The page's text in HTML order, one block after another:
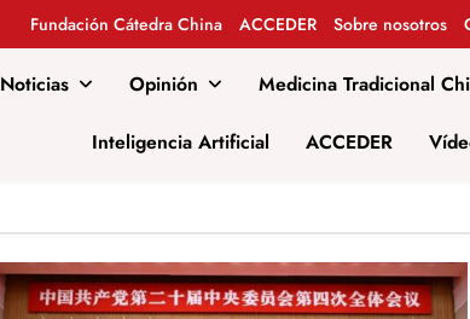
Fundación Cátedra China ACCEDER Sobre nosotros
Noticias Opinión Medicina Tradicional
Inteligencia Artificial ACCEDER